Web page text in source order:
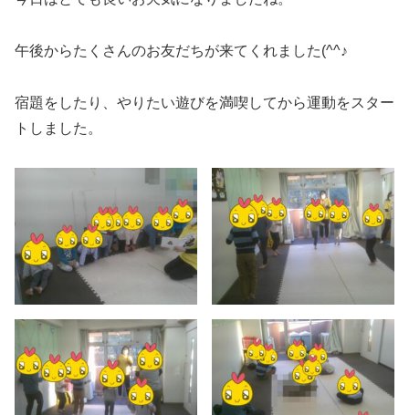
午後からたくさんのお友だちが来てくれました(^^♪
宿題をしたり、やりたい遊びを満喫してから運動をスター
トしました。